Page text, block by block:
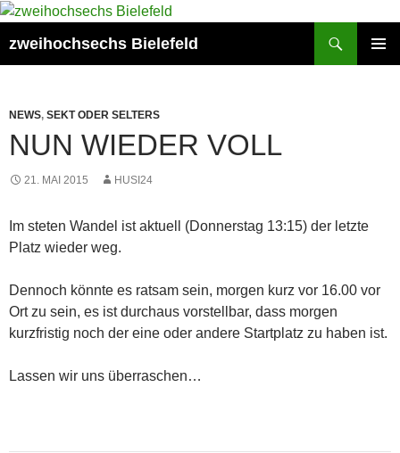
Zum
springen
zweihochsechs Bielefeld
NEWS, SEKT ODER SELTERS
NUN WIEDER VOLL
21. MAI 2015 HUSI24
Im steten Wandel ist aktuell (Donnerstag 13:15) der letzte
Platz wieder weg.
Dennoch könnte es ratsam sein, morgen kurz vor 16.00 vor
Ort zu sein, es ist durchaus vorstellbar, dass morgen
kurzfristig noch der eine oder andere Startplatz zu haben ist.
Lassen wir uns überraschen…